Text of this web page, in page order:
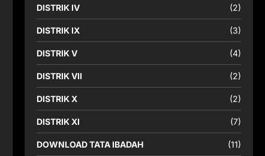
DISTRIK IV (2)
DISTRIK IX (3)
DISTRIK V (4)
DISTRIK VII (2)
DISTRIK X (2)
DISTRIK XI (7)
DOWNLOAD TATA IBADAH (11)